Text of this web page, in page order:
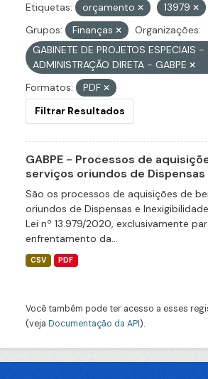
Etiquetas: orçamento 13979
Grupos:
Finanças
Organizações:
GABINETE DE PROJETOS ESPECIAIS -
ADMINISTRAÇÃO DIRETA - GABPE
Formatos:
PDF
Filtrar Resultados
GABPE - Processos de
serviços oriundos de Dispensas
São os processos de aquisições de
oriundos de Dispensas e
Lei nº 13.979/2020, exclusivamente
enfrentamento da...
CSV PDF
Você também pode ter acesso a esses
(veja Documentação da API).